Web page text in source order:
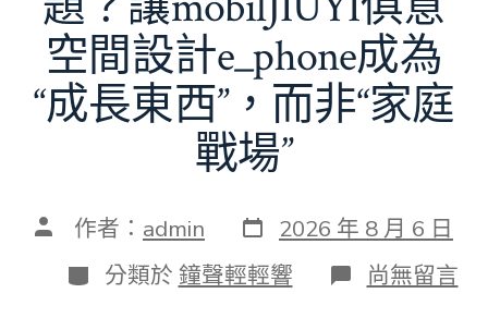
空間設計e_phone成為
“成長東西”，而非“家庭
戰場”
文 作者： admin 發
表
日
期
2026 年 8 月 6 日
分
類
分類於 鐘聲輕輕響 在
〈若
尚無留言